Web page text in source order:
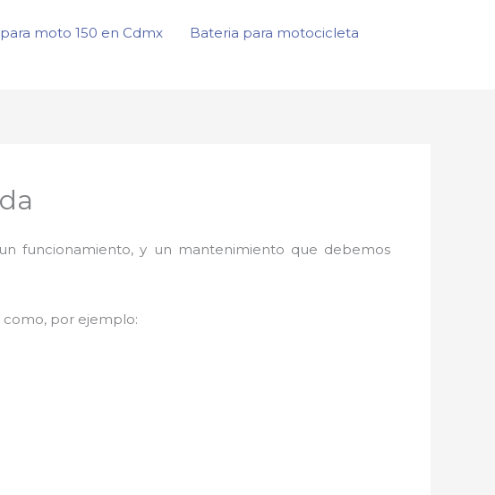
moto 150 en Cdmx
Bateria para motocicleta
funcionamiento, y un mantenimiento que debemos
como, por ejemplo: